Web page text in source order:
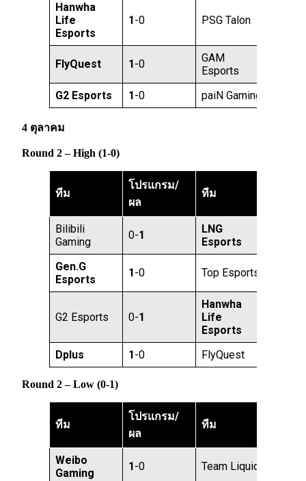
Hanwha
Life
Esports
1-0 PSG Talon
FlyQuest 1-0
GAM
Esports
G2 Esports
1-0 paiN Gaming
4 ตุลาคม
Round 2 – High (1-0)
ทีม
โปรแกรม/
ผล
ทีม
Bilibili
Gaming
0-1
LNG
Esports
Gen.G
Esports
1-0 Top Esports
G2 Esports 0-1
Hanwha
Life
Esports
Dplus
1-0 FlyQuest
Round 2 – Low (0-1)
ทีม
โปรแกรม/
ผล
ทีม
Weibo
Gaming
1-0 Team Liquid